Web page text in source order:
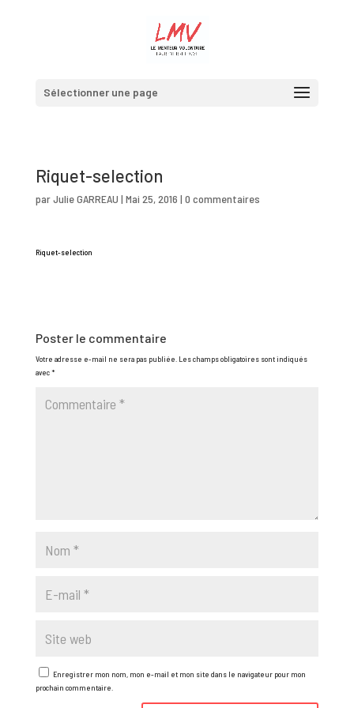
Sélectionner une page
Riquet-selection
parJulie GARREAU | Mai 25, 2016 | 0 commentaires
Riquet-selection
Poster le commentaire
Votre adresse e-mail ne sera pas publiée. Les champs obligatoires sont indiqués
avec*
Enregistrer mon nom, mon e-mail et mon site dans le navigateur pour mon
prochain commentaire.